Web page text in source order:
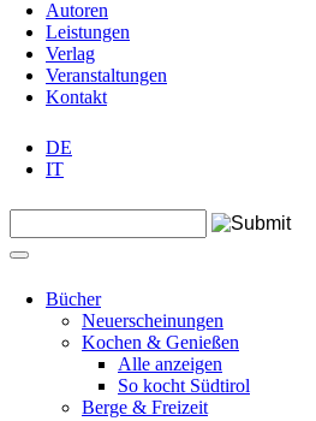
Autoren
Leistungen
Verlag
Veranstaltungen
Kontakt
DE
IT
Suchformular
Bücher
Neuerscheinungen
Kochen & Genießen
Alle anzeigen
So kocht Südtirol
Berge & Freizeit